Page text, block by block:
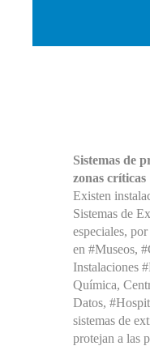
Sistemas de
zonas críticas
Existen
Sistemas de
especiales,
en #Museos,
Instalaciones
Química,
Datos,
sistemas de
protejan a las